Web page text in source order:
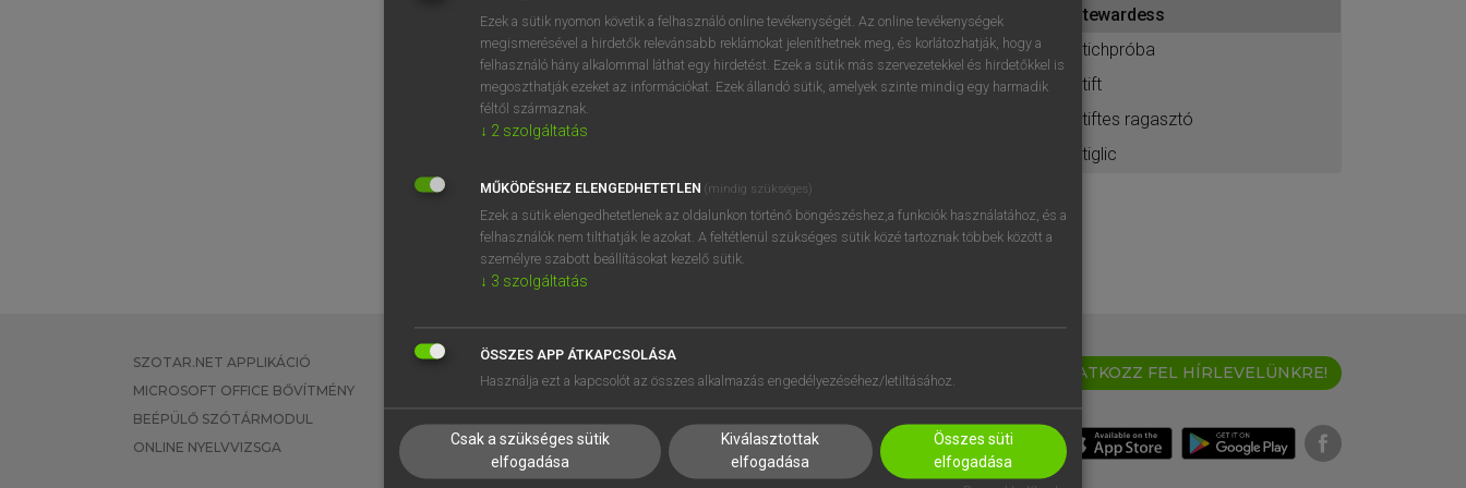
BELÉPÉS
próbaverziójának elindításához
regisztrálok ésbelépek.
REGISZTRÁCIÓ
stewardess
stichpróba
stift
stiftes ragasztó
stiglic
SZOTAR.NET APPLIKÁCIÓ
MICROSOFT OFFICE BŐVÍTMÉNY
BEÉPÜLŐ SZÓTÁRMODUL
ONLINE NYELVVIZSGA
EGYÉNI FELHASZNÁLÓKNAK
TANULÓKNAK
VÁLLALATI MEGOLDÁSOK
SÚGÓ
RÓLUNK
SÜTI BEÁLLÍTÁSOK
IRATKOZZ FEL HÍRLEVELÜNKRE!
Ezek a sütik nyomon követik a felhasználó online tevékenységét. Az online tevékenységek
megismerésével a hirdetők relevánsabb reklámokat jeleníthetnek meg, és korlátozhatják, hogy a
felhasználó hány alkalommal láthat egy hirdetést. Ezek a sütik más szervezetekkel és hirdetőkkel is
megoszthatják ezeket az információkat. Ezek állandó sütik, amelyek szinte mindig egy harmadik
féltől származnak.
↓ 2 szolgáltatás
MŰKÖDÉSHEZ ELENGEDHETETLEN (mindig szükséges)
Ezek a sütik elengedhetetlenek az oldalunkon történő böngészéshez,a funkciók használatához, és a
felhasználók nem tilthatják le azokat. A feltétlenül szükséges sütik közé tartoznak többek között a
személyre szabott beállításokat kezelő sütik.
↓ 3 szolgáltatás
ÖSSZES APP ÁTKAPCSOLÁSA
Használja ezt a kapcsolót az összes alkalmazás engedélyezéséhez/letiltásához.
Csak a szükséges sütik
elfogadása
Kiválasztottak
elfogadása
Összes süti
elfogadása